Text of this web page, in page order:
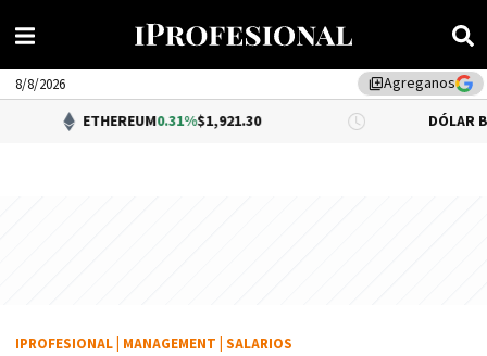
library_addAgreganos
8/8/2026
0.31%$1,921.30 DÓLAR BNA $1,520.00
IPROFESIONAL MANAGEMENT SALARIOS